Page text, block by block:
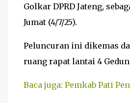
Golkar DPRD Jateng,
Jumat (4/7/25).
Peluncuran ini dikemas
ruang rapat lantai 4
Baca juga: Pemkab Pati